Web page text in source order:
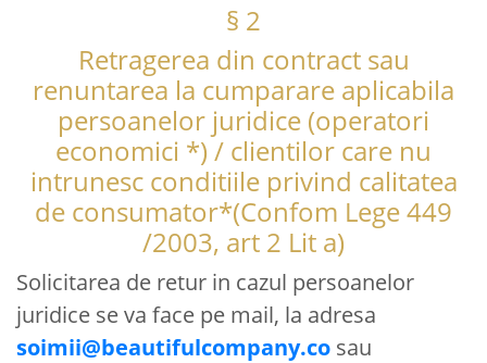
§ 2
Retragerea din contract sau
renuntarea la cumparare aplicabila
persoanelor juridice (operatori
economici *) / clientilor care nu
intrunesc conditiile privind calitatea
de consumator*(Confom Lege 449
/2003, art 2 Lit a)
Solicitarea de retur in cazul persoanelor
juridice se va face pe mail, la adresa
soimii@beautifulcompany.co sau